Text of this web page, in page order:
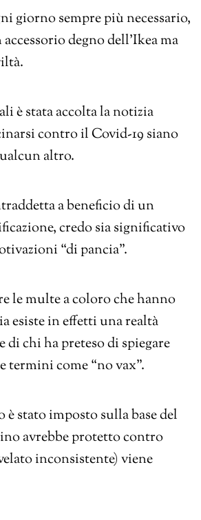
giorno sempre più necessario,
degno dell’Ikea ma
è stata accolta la notizia
contro il Covid-19 siano
altro.
a beneficio di un
credo sia significativo
“di pancia”.
le multe a coloro che hanno
esiste in effetti una realtà
di chi ha preteso di spiegare
come “no vax”.
stato imposto sulla base del
avrebbe protetto contro
inconsistente) viene